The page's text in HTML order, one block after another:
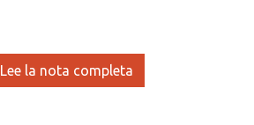
Lee la nota completa